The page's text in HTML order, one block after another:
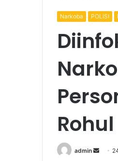
Narkoba POLISI
admin
Send